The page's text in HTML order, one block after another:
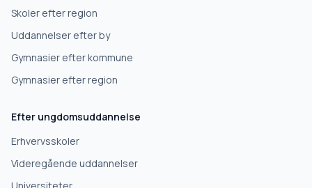
Skoler efter region
Uddannelser efter by
Gymnasier efter kommune
Gymnasier efter region
Efter ungdomsuddannelse
Erhvervsskoler
Videregående uddannelser